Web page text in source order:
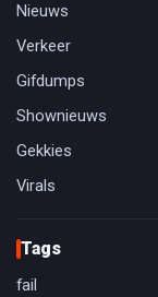
Nieuws
Verkeer
Gifdumps
Shownieuws
Gekkies
Virals
Tags
fail